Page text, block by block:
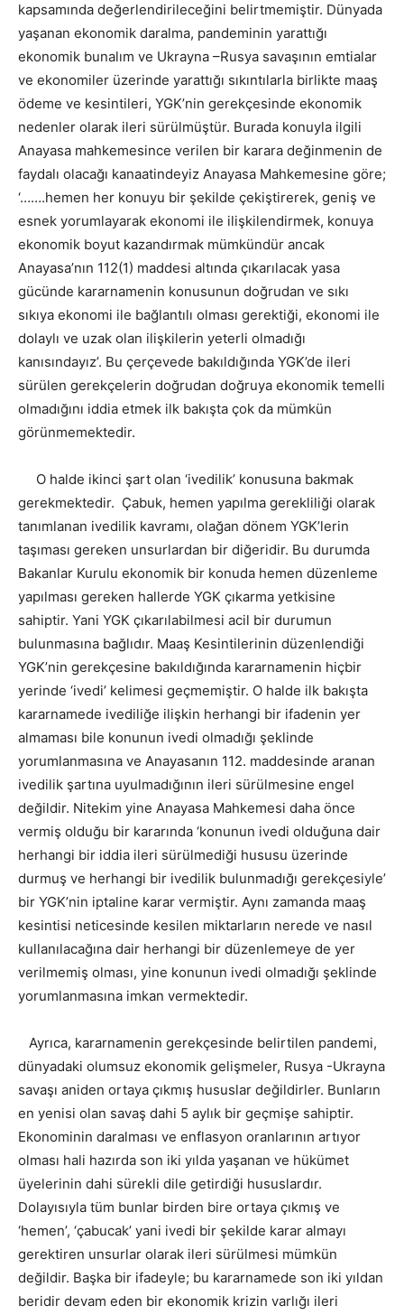
kapsamında değerlendirileceğini belirtmemiştir. Dünyada
yaşanan ekonomik daralma, pandeminin yarattığı
ekonomik bunalım ve Ukrayna –Rusya savaşının emtialar
ve ekonomiler üzerinde yarattığı sıkıntılarla birlikte maaş
ödeme ve kesintileri, YGK’nin gerekçesinde ekonomik
nedenler olarak ileri sürülmüştür. Burada konuyla ilgili
Anayasa mahkemesince verilen bir karara değinmenin de
faydalı olacağı kanaatindeyiz Anayasa Mahkemesine göre;
‘…….hemen her konuyu bir şekilde çekiştirerek, geniş ve
esnek yorumlayarak ekonomi ile ilişkilendirmek, konuya
ekonomik boyut kazandırmak mümkündür ancak
Anayasa’nın 112(1) maddesi altında çıkarılacak yasa
gücünde kararnamenin konusunun doğrudan ve sıkı
sıkıya ekonomi ile bağlantılı olması gerektiği, ekonomi ile
dolaylı ve uzak olan ilişkilerin yeterli olmadığı
kanısındayız’. Bu çerçevede bakıldığında YGK’de ileri
sürülen gerekçelerin doğrudan doğruya ekonomik temelli
olmadığını iddia etmek ilk bakışta çok da mümkün
görünmemektedir.
O halde ikinci şart olan ‘ivedilik’ konusuna bakmak
gerekmektedir. Çabuk, hemen yapılma gerekliliği olarak
tanımlanan ivedilik kavramı, olağan dönem YGK’lerin
taşıması gereken unsurlardan bir diğeridir. Bu durumda
Bakanlar Kurulu ekonomik bir konuda hemen düzenleme
yapılması gereken hallerde YGK çıkarma yetkisine
sahiptir. Yani YGK çıkarılabilmesi acil bir durumun
bulunmasına bağlıdır. Maaş Kesintilerinin düzenlendiği
YGK’nin gerekçesine bakıldığında kararnamenin hiçbir
yerinde ‘ivedi’ kelimesi geçmemiştir. O halde ilk bakışta
kararnamede ivediliğe ilişkin herhangi bir ifadenin yer
almaması bile konunun ivedi olmadığı şeklinde
yorumlanmasına ve Anayasanın 112. maddesinde aranan
ivedilik şartına uyulmadığının ileri sürülmesine engel
değildir. Nitekim yine Anayasa Mahkemesi daha önce
vermiş olduğu bir kararında ‘konunun ivedi olduğuna dair
herhangi bir iddia ileri sürülmediği hususu üzerinde
durmuş ve herhangi bir ivedilik bulunmadığı gerekçesiyle’
bir YGK’nin iptaline karar vermiştir. Aynı zamanda maaş
kesintisi neticesinde kesilen miktarların nerede ve nasıl
kullanılacağına dair herhangi bir düzenlemeye de yer
verilmemiş olması, yine konunun ivedi olmadığı şeklinde
yorumlanmasına imkan vermektedir.
Ayrıca, kararnamenin gerekçesinde belirtilen pandemi,
dünyadaki olumsuz ekonomik gelişmeler, Rusya -Ukrayna
savaşı aniden ortaya çıkmış hususlar değildirler. Bunların
en yenisi olan savaş dahi 5 aylık bir geçmişe sahiptir.
Ekonominin daralması ve enflasyon oranlarının artıyor
olması hali hazırda son iki yılda yaşanan ve hükümet
üyelerinin dahi sürekli dile getirdiği hususlardır.
Dolayısıyla tüm bunlar birden bire ortaya çıkmış ve
‘hemen’, ‘çabucak’ yani ivedi bir şekilde karar almayı
gerektiren unsurlar olarak ileri sürülmesi mümkün
değildir. Başka bir ifadeyle; bu kararnamede son iki yıldan
beridir devam eden bir ekonomik krizin varlığı ileri